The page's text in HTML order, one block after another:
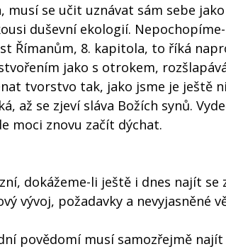
musí se učit uznávat sám sebe
duševní ekologií.
Římanům, 8. kapitola, to říká
jako s otrokem,
tvorstvo tak, jako jsme je ještě
až se zjeví sláva Božích synů.
moci znovu začít dýchat.
zní, dokážeme-li ještě i dnes najít
vývoj, požadavky a nevyjasněné
povědomí musí samozřejmě